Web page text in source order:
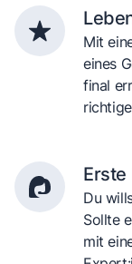
Mit
eines
final
Du
Sollte
mit